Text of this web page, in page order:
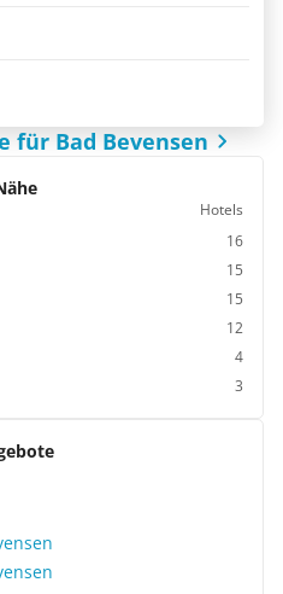
für Bad Bevensen
Hotels
16
15
15
12
4
3